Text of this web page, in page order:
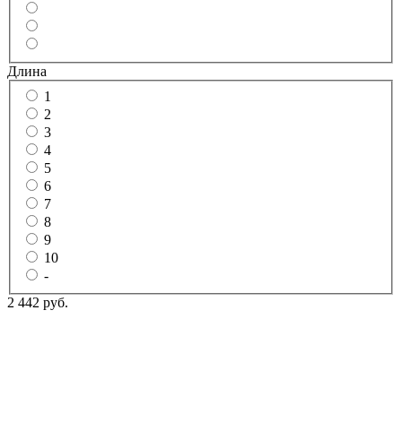
Длина
1
2
3
4
5
6
7
8
9
10
-
2 442 руб.